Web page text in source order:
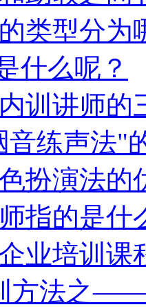
类型分为
什么呢？
训讲师的
音练声法"
扮演法的
指的是什
业培训课
方法之